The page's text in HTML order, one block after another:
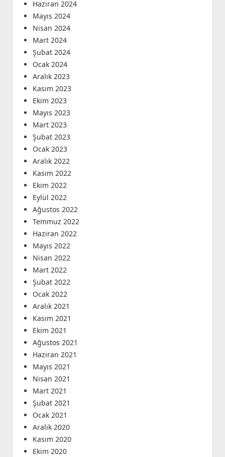
Haziran 2024
Mayıs 2024
Nisan 2024
Mart 2024
Şubat 2024
Ocak 2024
Aralık 2023
Kasım 2023
Ekim 2023
Mayıs 2023
Mart 2023
Şubat 2023
Ocak 2023
Aralık 2022
Kasım 2022
Ekim 2022
Eylül 2022
Ağustos 2022
Temmuz 2022
Haziran 2022
Mayıs 2022
Nisan 2022
Mart 2022
Şubat 2022
Ocak 2022
Aralık 2021
Kasım 2021
Ekim 2021
Ağustos 2021
Haziran 2021
Mayıs 2021
Nisan 2021
Mart 2021
Şubat 2021
Ocak 2021
Aralık 2020
Kasım 2020
Ekim 2020